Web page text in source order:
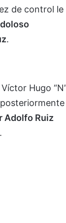
de control le
.
Hugo
Adolfo Ruiz
.